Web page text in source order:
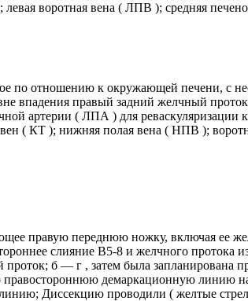
воротная вена ( ЛПВ ); средняя
по отношению к окружающей печени, с
впадения правый задний желчный
артерии ( ЛПА ) для
( КТ ); нижняя полая вена ( НПВ );
правую переднюю ножку, включая ее
слияние B5-8 и желчного
б — г , затем была запланирована
правостороннюю демаркационную
Диссекцию проводили ( желтые